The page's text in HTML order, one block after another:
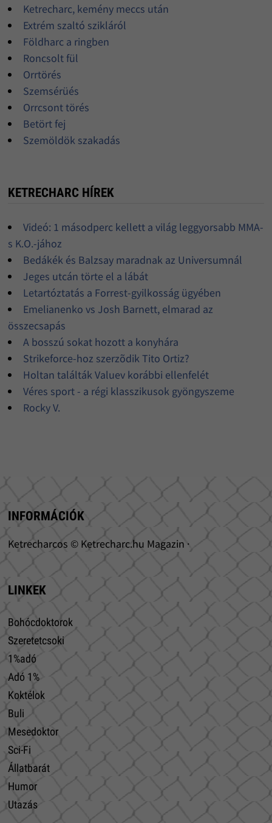
Ketrecharc, kemény meccs után
Extrém szaltó szikláról
Földharc a ringben
Roncsolt fül
Orrtörés
Szemsérüés
Orrcsont törés
Betört fej
Szemöldök szakadás
KETRECHARC HÍREK
Videó: 1 másodperc kellett a világ leggyorsabb MMA-
s K.O.-jához
Bedákék és Balzsay maradnak az Universumnál
Jeges utcán törte el a lábát
Letartóztatás a Forrest-gyilkosság ügyében
Emelianenko vs Josh Barnett, elmarad az
összecsapás
A bosszú sokat hozott a konyhára
Strikeforce-hoz szerzõdik Tito Ortiz?
Holtan találták Valuev korábbi ellenfelét
Véres sport - a régi klasszikusok gyöngyszeme
Rocky V.
INFORMÁCIÓK
Ketrecharcos © Ketrecharc.hu Magazin ·
LINKEK
Bohócdoktorok
Szeretetcsoki
1%adó
Adó 1%
Koktélok
Buli
Mesedoktor
Sci-Fi
Állatbarát
Humor
Utazás